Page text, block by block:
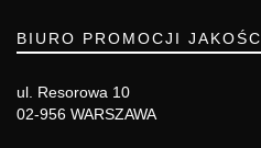
BIURO PROMOCJI
ul. Resorowa 10
02-956 WARSZAWA